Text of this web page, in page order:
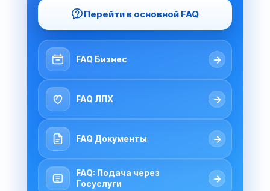
Перейти в основной FAQ
FAQ Бизнес →
FAQ ЛПХ →
FAQ Документы →
FAQ: Подача через
Госуслуги
→